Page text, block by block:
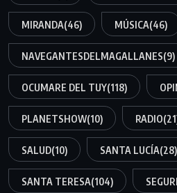
MIRANDA(46) MÚSICA(46)
NAVEGANTESDELMAGALLANES(9)
OCUMARE DEL TUY(118)
PLANETSHOW(10) RADIO
SALUD(10) SANTA LUCÍA(28)
SANTA TERESA(104)